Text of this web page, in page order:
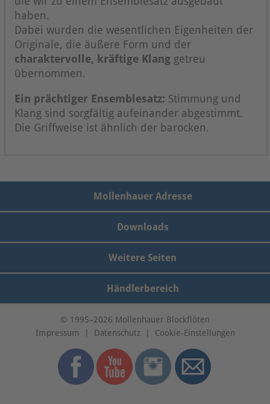
haben.
Dabei wurden die wesentlichen Eigenheiten der
Originale, die äußere Form und der
charaktervolle, kräftige Klang getreu
übernommen.
Ein prächtiger Ensemblesatz: Stimmung und
Klang sind sorgfältig aufeinander abgestimmt.
Die Griffweise ist ähnlich der barocken.
Mollenhauer Adresse
Downloads
Weitere Seiten
Händlerbereich
© 1995–2026 Mollenhauer Blockflöten
Impressum
Datenschutz| Cookie-Einstellungen